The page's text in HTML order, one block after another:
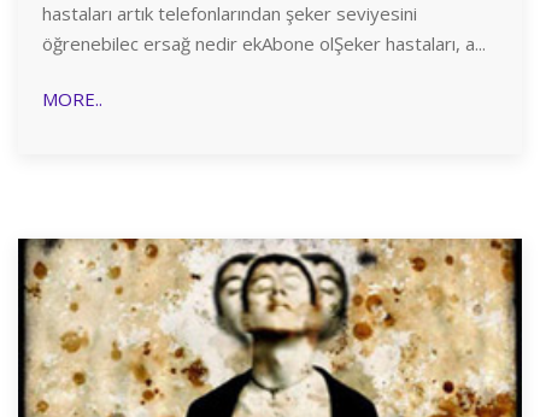
hastaları artık telefonlarından şeker seviyesini
öğrenebilec ersağ nedir ekAbone olŞeker hastaları, a...
MORE..